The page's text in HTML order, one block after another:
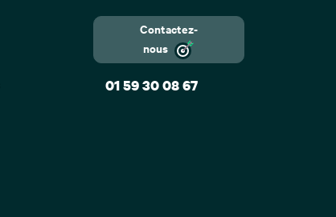
Contactez-
nous
01 59 30 08 67